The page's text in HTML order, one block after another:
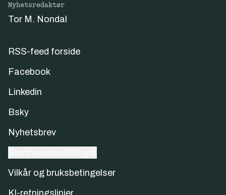
Nyhetsredaktør
Tor M. Nondal
RSS-feed forside
Facebook
Linkedin
Bsky
Nyhetsbrev
Vilkår og bruksbetingelser
KI-retningslinjer